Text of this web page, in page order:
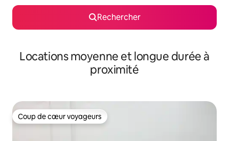
Rechercher
Locations moyenne et longue durée à
proximité
Coup de cœur voyageurs
Coup de cœur voyageurs